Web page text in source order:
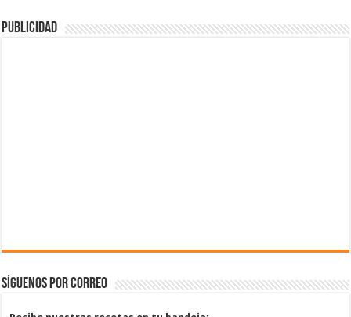
Publicidad
Síguenos por correo